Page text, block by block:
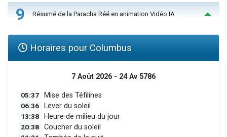
9 Résumé de la Paracha Réé en animation Vidéo IA
Horaires pour Columbus
7 Août 2026 - 24 Av 5786
05:37 Mise des Téfilines
06:36 Lever du soleil
13:38 Heure de milieu du jour
20:38 Coucher du soleil